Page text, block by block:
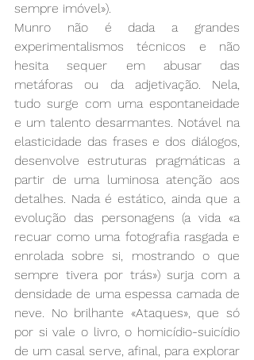
sempre imóvel»).
Munro não é dada a grandes
experimentalismos técnicos e não
hesita sequer em abusar das
metáforas ou da adjetivação. Nela,
tudo surge com uma espontaneidade
e um talento desarmantes. Notável na
elasticidade das frases e dos diálogos,
desenvolve estruturas pragmáticas a
partir de uma luminosa atenção aos
detalhes. Nada é estático, ainda que a
evolução das personagens (a vida «a
recuar como uma fotografia rasgada e
enrolada sobre si, mostrando o que
sempre tivera por trás») surja com a
densidade de uma espessa camada de
neve. No brilhante «Ataques», que só
por si vale o livro, o homicídio-suicídio
de um casal serve, afinal, para explorar